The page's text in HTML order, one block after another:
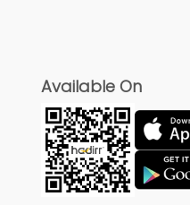
Available On